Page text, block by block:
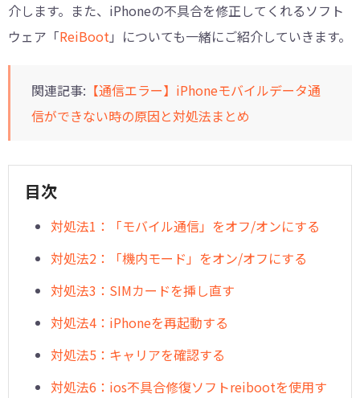
介します。また、iPhoneの不具合を修正してくれるソフト
ウェア「ReiBoot」についても一緒にご紹介していきます。
関連記事: 【通信エラー】iPhoneモバイルデータ通
信ができない時の原因と対処法まとめ
目次
対処法1：「モバイル通信」をオフ/オンにする
対処法2：「機内モード」をオン/オフにする
対処法3：SIMカードを挿し直す
対処法4：iPhoneを再起動する
対処法5：キャリアを確認する
対処法6：ios不具合修復ソフトreibootを使用す